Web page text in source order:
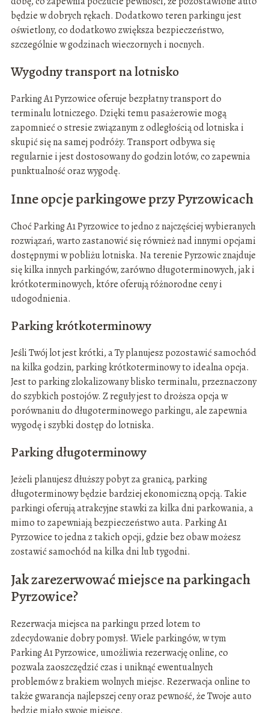
będzie w dobrych rękach. Dodatkowo teren parkingu jest
oświetlony, co dodatkowo zwiększa bezpieczeństwo,
szczególnie w godzinach wieczornych i nocnych.
Wygodny transport na lotnisko
Parking A1 Pyrzowice oferuje bezpłatny transport do
terminalu lotniczego. Dzięki temu pasażerowie mogą
zapomnieć o stresie związanym z odległością od lotniska i
skupić się na samej podróży. Transport odbywa się
regularnie i jest dostosowany do godzin lotów, co zapewnia
punktualność oraz wygodę.
Inne opcje parkingowe przy Pyrzowicach
Choć Parking A1 Pyrzowice to jedno z najczęściej wybieranych
rozwiązań, warto zastanowić się również nad innymi opcjami
dostępnymi w pobliżu lotniska. Na terenie Pyrzowic znajduje
się kilka innych parkingów, zarówno długoterminowych, jak i
krótkoterminowych, które oferują różnorodne ceny i
udogodnienia.
Parking krótkoterminowy
Jeśli Twój lot jest krótki, a Ty planujesz pozostawić samochód
na kilka godzin, parking krótkoterminowy to idealna opcja.
Jest to parking zlokalizowany blisko terminalu, przeznaczony
do szybkich postojów. Z reguły jest to droższa opcja w
porównaniu do długoterminowego parkingu, ale zapewnia
wygodę i szybki dostęp do lotniska.
Parking długoterminowy
Jeżeli planujesz dłuższy pobyt za granicą, parking
długoterminowy będzie bardziej ekonomiczną opcją. Takie
parkingi oferują atrakcyjne stawki za kilka dni parkowania, a
mimo to zapewniają bezpieczeństwo auta. Parking A1
Pyrzowice to jedna z takich opcji, gdzie bez obaw możesz
zostawić samochód na kilka dni lub tygodni.
Jak zarezerwować miejsce na parkingach
Pyrzowice?
Rezerwacja miejsca na parkingu przed lotem to
zdecydowanie dobry pomysł. Wiele parkingów, w tym
Parking A1 Pyrzowice, umożliwia rezerwację online, co
pozwala zaoszczędzić czas i uniknąć ewentualnych
problemów z brakiem wolnych miejsc. Rezerwacja online to
także gwarancja najlepszej ceny oraz pewność, że Twoje auto